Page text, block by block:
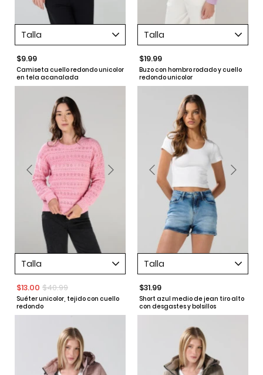
Talla
$9.99
Camiseta cuello redondo unicolor
en tela acanalada
Talla
$19.99
Buzo con hombro rodado y cuello
redondo unicolor
Talla
$13.00 $40.99
Suéter unicolor, tejido con cuello
redondo
Talla
$31.99
Short azul medio de jean tiro alto
con desgastes y bolsillos